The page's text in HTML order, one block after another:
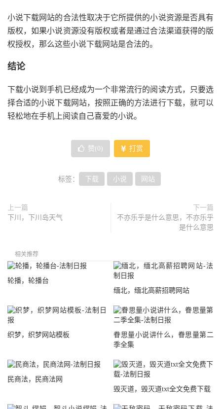
小说下载网站的合法性取决于它所提供的小说资源是否具有
版权，如果小说资源没有版权或者是通过合法渠道获得的版
权授权，那么这些小说下载网站是合法的。
结论
下载小说到手机已经成为一个非常流行的阅读方式，只要选
择合适的小说下载网站，按照正确的方法进行下载，就可以
轻松地在手机上阅读自己喜爱的小说。
赞( 0 ) 打赏
标签： 下载 小说 网站
上一篇
下川，下川岛天气
下一篇
不亦乐乎是什么意思，不亦乐乎
是什么意思
相关推荐
轮播，轮播台
缅北，缅北高薪招聘网站
织梦，织梦网站模板
眷思量小说讲什么，眷思量第二
季全集
民商法，民商法网
毁灭道，毁灭道txt全文免费下载